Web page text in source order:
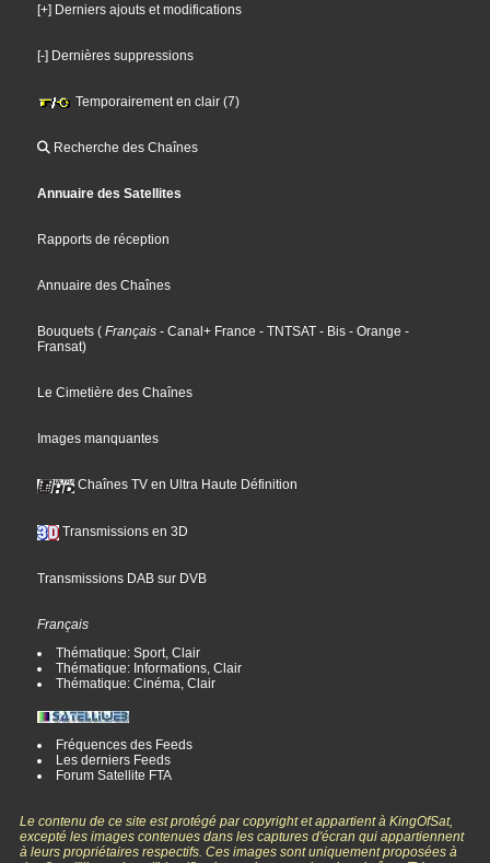
[+] Derniers ajouts et modifications
[-] Dernières suppressions
Temporairement en clair (7)
Recherche des Chaînes
Annuaire des Satellites
Rapports de réception
Annuaire des Chaînes
Bouquets ( Français - Canal+ France - TNTSAT - Bis - Orange -
Fransat)
Le Cimetière des Chaînes
Images manquantes
Chaînes TV en Ultra Haute Définition
Transmissions en 3D
Transmissions DAB sur DVB
Français
Thématique: Sport, Clair
Thématique: Informations, Clair
Thématique: Cinéma, Clair
Fréquences des Feeds
Les derniers Feeds
Forum Satellite FTA
Le contenu de ce site est protégé par copyright et appartient à KingOfSat,
excepté les images contenues dans les captures d'écran qui appartiennent
à leurs propriétaires respectifs. Ces images sont uniquement proposées à